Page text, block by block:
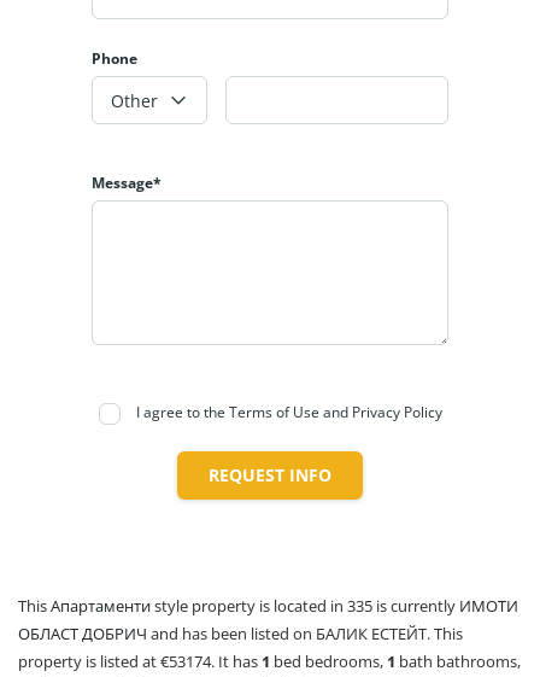
Phone
Other
Message*
I agree to the Terms of Use and Privacy Policy
REQUEST INFO
ThisАпартаментиstyle property is located in 335 is currently ИМОТИ
ОБЛАСТ ДОБРИЧ and has been listed on БАЛИК ЕСТЕЙТ. This
property is listed at €53174. It has 1 bed bedrooms, 1 bath bathrooms,